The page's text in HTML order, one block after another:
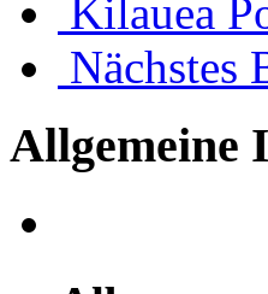
Kilauea
Nächstes
Allgemeine